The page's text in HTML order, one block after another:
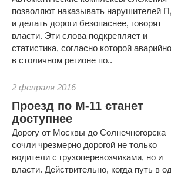
позволяют наказывать нарушителей
и делать дороги безопаснее, говорят
власти. Эти слова подкрепляет и
статистика, согласно которой
в столичном регионе по..
2 февраля 2016
Проезд по М-11 станет
доступнее
Дорогу от Москвы до Солнечногорска
сочли чрезмерно дорогой не только
водители с грузоперевозчиками, но и
власти. Действительно, когда путь в